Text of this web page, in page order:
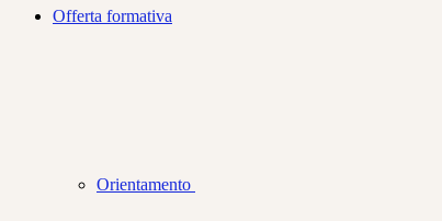
Offerta formativa
Orientamento